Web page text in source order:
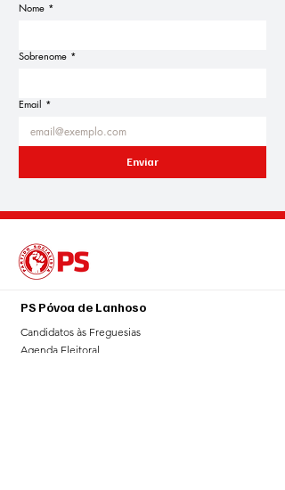
Nome *
Sobrenome *
Email *
Enviar
PS Póvoa de Lanhoso
Candidatos às Freguesias
Agenda Eleitoral